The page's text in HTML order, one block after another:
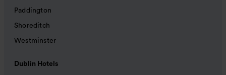
Paddington
Shoreditch
Westminster
Dublin Hotels